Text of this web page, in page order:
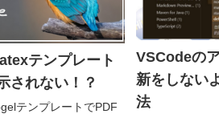
テンプレート
されない！？
テンプレートでPDF
VSCodeの
新をしない
法